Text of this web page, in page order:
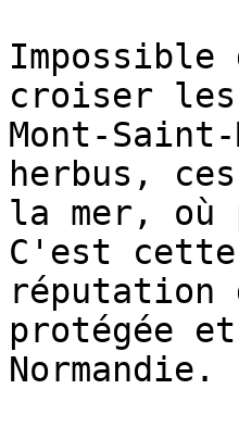
Impossible
croiser les
Mont-
herbus,
la mer, où
C'est
réputation
protégée
Normandie.